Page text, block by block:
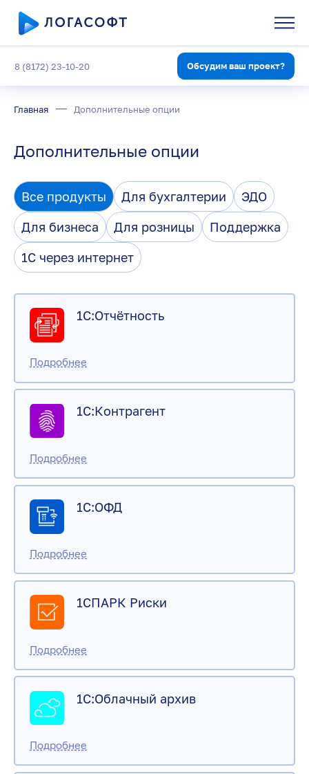
8 (8172) 23-10-20 Обсудим ваш проект?
Главная Дополнительные опции
Дополнительные опции
Все продукты Для бухгалтерии
ЭДО
Для бизнеса
Для розницы
Поддержка
1С через интернет
1С:Отчётность
1С:Контрагент
1С:ОФД
1СПАРК Риски
1С:Облачный архив